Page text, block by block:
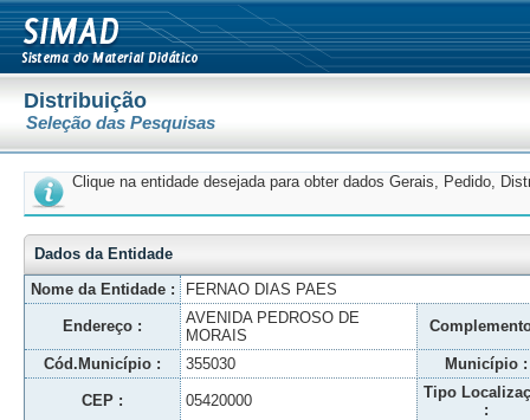
Distribuição
Seleção das Pesquisas
Clique na entidade desejada para obter dados Gerais, Pedido,
Dados da Entidade
Nome da Entidade :
FERNAO DIAS PAES
Endereço :
AVENIDA PEDROSO DE
MORAIS
Cód.Município : 355030 Município :
CEP : 05420000
Tipo
: